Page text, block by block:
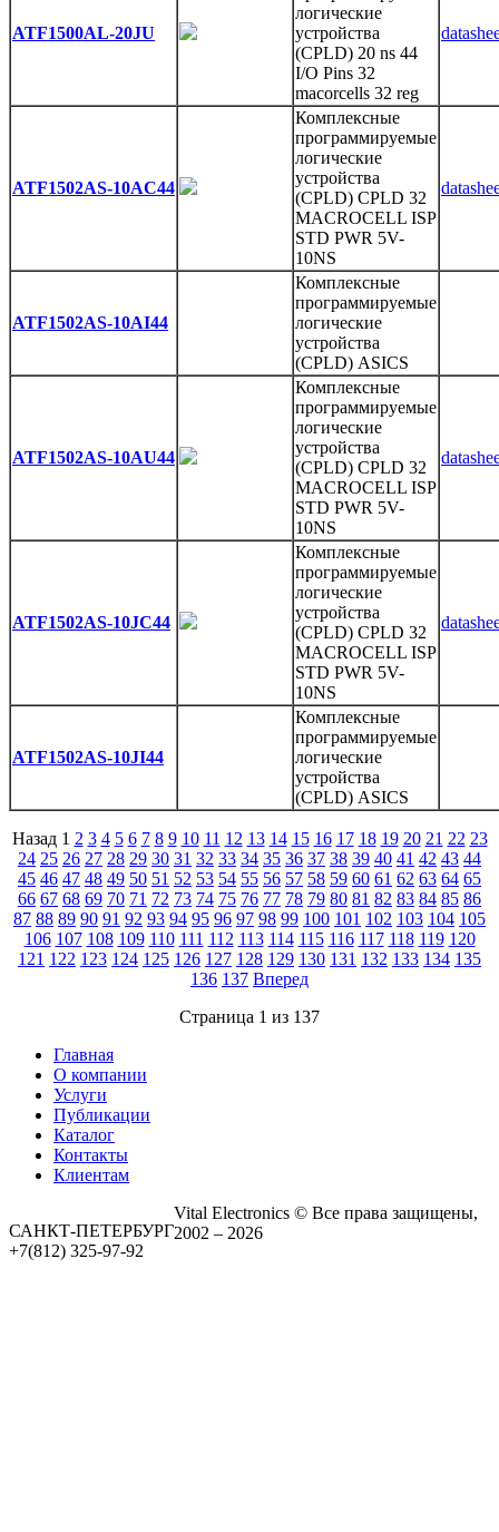
ATF1500AL-20JU
логические
устройства
(CPLD) 20 ns 44
I/O Pins 32
macorcells 32 reg
ATF1502AS-10AC44
Комплексные
программируемые
логические
устройства
(CPLD) CPLD 32
MACROCELL ISP
STD PWR 5V-
10NS
ATF1502AS-10AI44
Комплексные
программируемые
логические
устройства
(CPLD) ASICS
ATF1502AS-10AU44
Комплексные
программируемые
логические
устройства
(CPLD) CPLD 32
MACROCELL ISP
STD PWR 5V-
10NS
ATF1502AS-10JC44
Комплексные
программируемые
логические
устройства
(CPLD) CPLD 32
MACROCELL ISP
STD PWR 5V-
10NS
ATF1502AS-10JI44
Комплексные
программируемые
логические
устройства
(CPLD) ASICS
Назад 1 2 3 4 5 6 7 8 9 10 11 12 13 14 15 16 17 18 19 20 21 22 23
24 25 26 27 28 29 30 31 32 33 34 35 36 37 38 39 40 41 42 43 44
45 46 47 48 49 50 51 52 53 54 55 56 57 58 59 60 61 62 63 64 65
66 67 68 69 70 71 72 73 74 75 76 77 78 79 80 81 82 83 84 85 86
87 88 89 90 91 92 93 94 95 96 97 98 99 100 101 102 103 104 105
106 107 108 109 110 111 112 113 114 115 116 117 118 119 120
121 122 123 124 125 126 127 128 129 130 131 132 133 134 135
136 137 Вперед
Страница 1 из 137
Главная
О компании
Услуги
Публикации
Каталог
Контакты
Клиентам
САНКТ-ПЕТЕРБУРГ
+7(812) 325-97-92
Vital Electronics © Все права защищены,
2002 – 2026